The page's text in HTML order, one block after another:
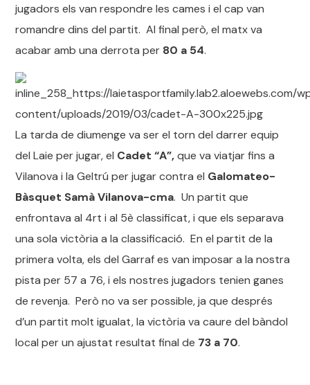
jugadors els van respondre les cames i el cap van
romandre dins del partit. Al final però, el matx va
acabar amb una derrota per 80 a 54.
La tarda de diumenge va ser el torn del darrer equip
del Laie per jugar, el Cadet “A”,que va viatjar fins a
Vilanova i la Geltrú per jugar contra el Galomateo-
Bàsquet Samà Vilanova-cma. Un partit que
enfrontava al 4rt i al 5è classificat, i que els separava
una sola victòria a la classificació. En el partit de la
primera volta, els del Garraf es van imposar a la nostra
pista per 57 a 76, i els nostres jugadors tenien ganes
de revenja. Però no va ser possible, ja que després
d’un partit molt igualat, la victòria va caure del bàndol
local per un ajustat resultat final de 73 a 70.